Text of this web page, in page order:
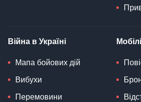
Війна в Україні
Мапа бойових дій
Вибухи
Перемовини